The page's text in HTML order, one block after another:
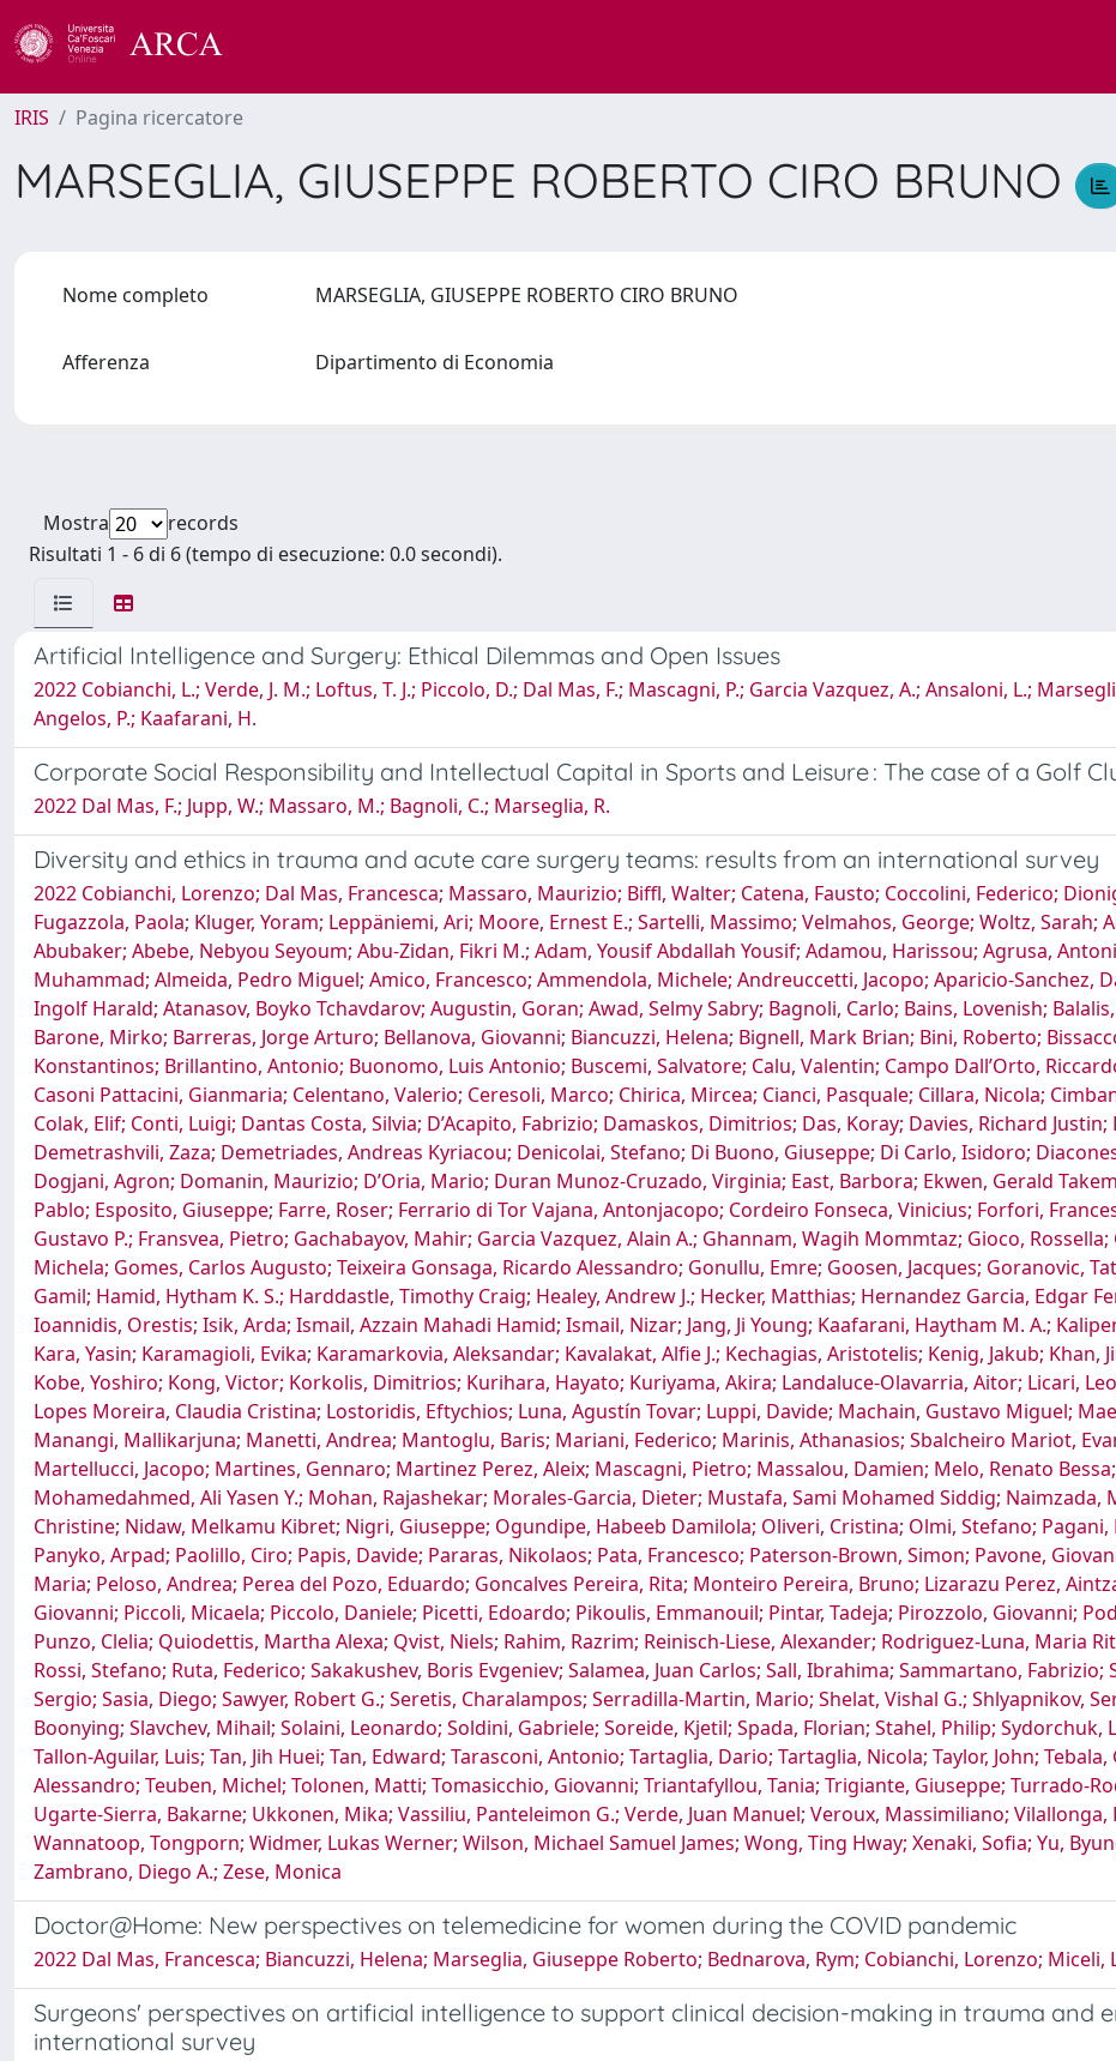
IRIS Pagina ricercatore
MARSEGLIA, GIUSEPPE ROBERTO CIRO BRUNO
Nome completo MARSEGLIA, GIUSEPPE ROBERTO CIRO BRUNO
Afferenza Dipartimento di Economia
Mostra
records
Risultati 1 - 6 di 6 (tempo di esecuzione: 0.0 secondi).
Artificial Intelligence and Surgery: Ethical Dilemmas and Open Issues
2022 Cobianchi, L.; Verde, J. M.; Loftus, T. J.; Piccolo, D.; Dal Mas, F.; Mascagni, P.; Garcia Vazquez, A.; Ansaloni, L.;
Angelos, P.; Kaafarani, H.
Corporate Social Responsibility and Intellectual Capital in Sports and Leisure : The case of a Golf
2022 Dal Mas, F.; Jupp, W.; Massaro, M.; Bagnoli, C.; Marseglia, R.
Diversity and ethics in trauma and acute care surgery teams: results from an international survey
2022 Cobianchi, Lorenzo; Dal Mas, Francesca; Massaro, Maurizio; Biffl, Walter; Catena, Fausto; Coccolini, Federico;
Fugazzola, Paola; Kluger, Yoram; Leppäniemi, Ari; Moore, Ernest E.; Sartelli, Massimo; Velmahos, George; Woltz, Sarah;
Abubaker; Abebe, Nebyou Seyoum; Abu-Zidan, Fikri M.; Adam, Yousif Abdallah Yousif; Adamou, Harissou; Agrusa,
Muhammad; Almeida, Pedro Miguel; Amico, Francesco; Ammendola, Michele; Andreuccetti, Jacopo; Aparicio-Sanchez,
Ingolf Harald; Atanasov, Boyko Tchavdarov; Augustin, Goran; Awad, Selmy Sabry; Bagnoli, Carlo; Bains, Lovenish;
Barone, Mirko; Barreras, Jorge Arturo; Bellanova, Giovanni; Biancuzzi, Helena; Bignell, Mark Brian; Bini, Roberto;
Konstantinos; Brillantino, Antonio; Buonomo, Luis Antonio; Buscemi, Salvatore; Calu, Valentin; Campo Dall’Orto,
Casoni Pattacini, Gianmaria; Celentano, Valerio; Ceresoli, Marco; Chirica, Mircea; Cianci, Pasquale; Cillara, Nicola;
Colak, Elif; Conti, Luigi; Dantas Costa, Silvia; D’Acapito, Fabrizio; Damaskos, Dimitrios; Das, Koray; Davies, Richard
Demetrashvili, Zaza; Demetriades, Andreas Kyriacou; Denicolai, Stefano; Di Buono, Giuseppe; Di Carlo, Isidoro;
Dogjani, Agron; Domanin, Maurizio; D’Oria, Mario; Duran Munoz-Cruzado, Virginia; East, Barbora; Ekwen, Gerald
Pablo; Esposito, Giuseppe; Farre, Roser; Ferrario di Tor Vajana, Antonjacopo; Cordeiro Fonseca, Vinicius; Forfori,
Gustavo P.; Fransvea, Pietro; Gachabayov, Mahir; Garcia Vazquez, Alain A.; Ghannam, Wagih Mommtaz; Gioco,
Michela; Gomes, Carlos Augusto; Teixeira Gonsaga, Ricardo Alessandro; Gonullu, Emre; Goosen, Jacques; Goranovic,
Gamil; Hamid, Hytham K. S.; Harddastle, Timothy Craig; Healey, Andrew J.; Hecker, Matthias; Hernandez Garcia, Edgar
Ioannidis, Orestis; Isik, Arda; Ismail, Azzain Mahadi Hamid; Ismail, Nizar; Jang, Ji Young; Kaafarani, Haytham M. A.;
Kara, Yasin; Karamagioli, Evika; Karamarkovia, Aleksandar; Kavalakat, Alfie J.; Kechagias, Aristotelis; Kenig, Jakub;
Kobe, Yoshiro; Kong, Victor; Korkolis, Dimitrios; Kurihara, Hayato; Kuriyama, Akira; Landaluce-Olavarria, Aitor; Licari,
Lopes Moreira, Claudia Cristina; Lostoridis, Eftychios; Luna, Agustín Tovar; Luppi, Davide; Machain, Gustavo Miguel;
Manangi, Mallikarjuna; Manetti, Andrea; Mantoglu, Baris; Mariani, Federico; Marinis, Athanasios; Sbalcheiro Mariot,
Martellucci, Jacopo; Martines, Gennaro; Martinez Perez, Aleix; Mascagni, Pietro; Massalou, Damien; Melo, Renato
Mohamedahmed, Ali Yasen Y.; Mohan, Rajashekar; Morales-Garcia, Dieter; Mustafa, Sami Mohamed Siddig;
Christine; Nidaw, Melkamu Kibret; Nigri, Giuseppe; Ogundipe, Habeeb Damilola; Oliveri, Cristina; Olmi, Stefano;
Panyko, Arpad; Paolillo, Ciro; Papis, Davide; Pararas, Nikolaos; Pata, Francesco; Paterson-Brown, Simon; Pavone,
Maria; Peloso, Andrea; Perea del Pozo, Eduardo; Goncalves Pereira, Rita; Monteiro Pereira, Bruno; Lizarazu Perez,
Giovanni; Piccoli, Micaela; Piccolo, Daniele; Picetti, Edoardo; Pikoulis, Emmanouil; Pintar, Tadeja; Pirozzolo, Giovanni;
Punzo, Clelia; Quiodettis, Martha Alexa; Qvist, Niels; Rahim, Razrim; Reinisch-Liese, Alexander; Rodriguez-Luna, Maria
Rossi, Stefano; Ruta, Federico; Sakakushev, Boris Evgeniev; Salamea, Juan Carlos; Sall, Ibrahima; Sammartano,
Sergio; Sasia, Diego; Sawyer, Robert G.; Seretis, Charalampos; Serradilla-Martin, Mario; Shelat, Vishal G.; Shlyapnikov,
Boonying; Slavchev, Mihail; Solaini, Leonardo; Soldini, Gabriele; Soreide, Kjetil; Spada, Florian; Stahel, Philip;
Tallon-Aguilar, Luis; Tan, Jih Huei; Tan, Edward; Tarasconi, Antonio; Tartaglia, Dario; Tartaglia, Nicola; Taylor, John;
Alessandro; Teuben, Michel; Tolonen, Matti; Tomasicchio, Giovanni; Triantafyllou, Tania; Trigiante, Giuseppe; Turrado-
Ugarte-Sierra, Bakarne; Ukkonen, Mika; Vassiliu, Panteleimon G.; Verde, Juan Manuel; Veroux, Massimiliano;
Wannatoop, Tongporn; Widmer, Lukas Werner; Wilson, Michael Samuel James; Wong, Ting Hway; Xenaki, Sofia; Yu,
Zambrano, Diego A.; Zese, Monica
Doctor@Home: New perspectives on telemedicine for women during the COVID pandemic
2022 Dal Mas, Francesca; Biancuzzi, Helena; Marseglia, Giuseppe Roberto; Bednarova, Rym; Cobianchi, Lorenzo; Miceli,
Surgeons' perspectives on artificial intelligence to support clinical decision-making in trauma and
international survey